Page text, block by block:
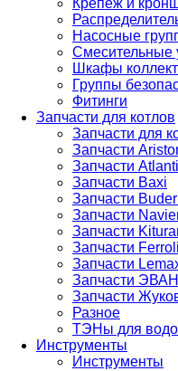
Крепеж и
Насосные
Смесительные
Шкафы
Группы
Фитинги
Запчасти для котлов
Запчасти для
Запчасти
Запчасти
Запчасти Baxi
Запчасти
Запчасти
Запчасти
Запчасти Ferroli
Запчасти
Запчасти ЭВАН
Запчасти
Разное
ТЭНы для
Инструменты
Инструменты